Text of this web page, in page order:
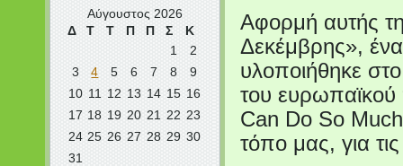
Αύγουστος 2026
Δ
Τ Τ Π Π Σ Κ
1
2
3
4 5 6 7 8
9
10 11 12 13 14 15 16
17 18 19 20 21 22 23
24 25 26 27 28 29 30
31
Αφορμή αυτής
Δεκέμβρης»,
υλοποιήθηκε
του
Can Do So
τόπο μας, για